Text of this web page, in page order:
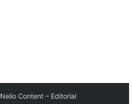
Nelio Content – Editorial